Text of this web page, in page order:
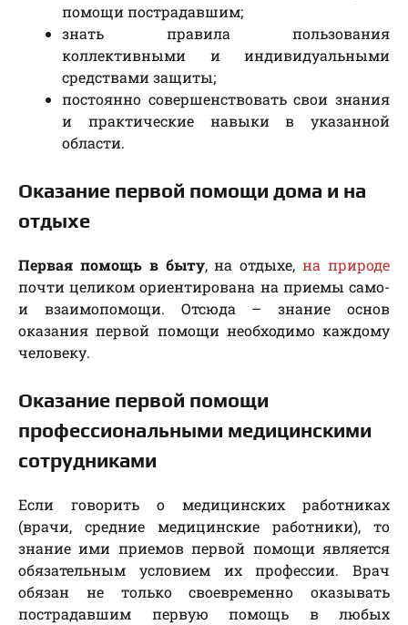
помощи пострадавшим;
знать правила пользования
коллективными и индивидуальными
средствами защиты;
постоянно совершенствовать свои знания
и практические навыки в указанной
области.
Оказание первой помощи дома и на
отдыхе
Первая помощь в быту, на отдыхе,на природе
почти целиком ориентирована на приемы само-
и взаимопомощи. Отсюда – знание основ
оказания первой помощи необходимо каждому
человеку.
Оказание первой помощи
профессиональными медицинскими
сотрудниками
Если говорить о медицинских работниках
(врачи, средние медицинские работники), то
знание ими приемов первой помощи является
обязательным условием их профессии. Врач
обязан не только своевременно оказывать
пострадавшим первую помощь в любых